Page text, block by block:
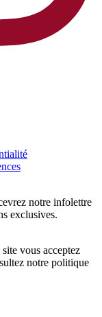
notre infolettre
exclusives.
vous acceptez
notre politique